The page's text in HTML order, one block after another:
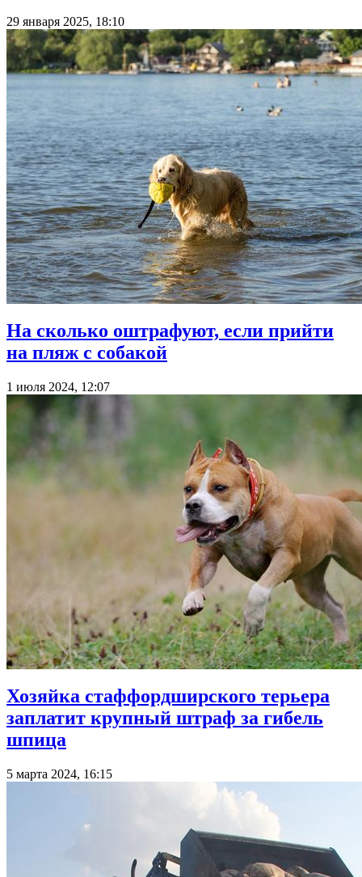
29 января 2025, 18:10
На сколько оштрафуют, если прийти
на пляж с собакой
1 июля 2024, 12:07
Хозяйка стаффордширского терьера
заплатит крупный штраф за гибель
шпица
5 марта 2024, 16:15